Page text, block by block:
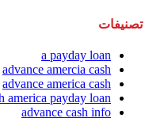
تصنيفات
a payday loan
advance amercia cash
advance america cash
america payday loan
advance cash info